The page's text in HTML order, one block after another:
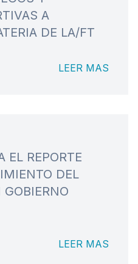
A
DE LA/FT
LEER MAS
EL REPORTE
DEL
LEER MAS